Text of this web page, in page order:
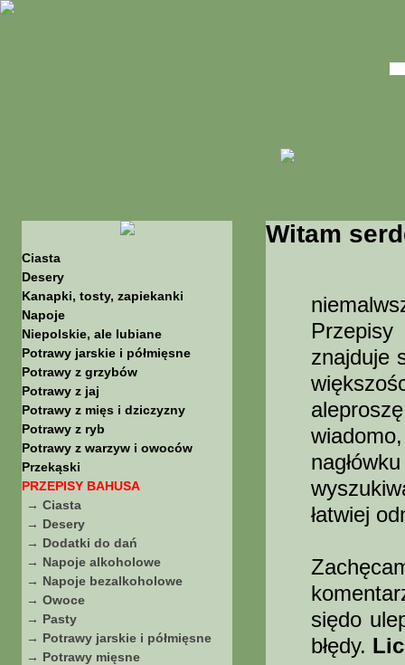
Ciasta
Desery
Kanapki, tosty, zapiekanki
Napoje
Niepolskie, ale lubiane
Potrawy jarskie i półmięsne
Potrawy z grzybów
Potrawy z jaj
Potrawy z mięs i dziczyzny
Potrawy z ryb
Potrawy z warzyw i owoców
Przekąski
PRZEPISY BAHUSA
→ Ciasta
→ Desery
→ Dodatki do dań
→ Napoje alkoholowe
→ Napoje bezalkoholowe
→ Owoce
→ Pasty
→ Potrawy jarskie i półmięsne
→ Potrawy mięsne
Witam
znajduje
łatwiej
siędo
błędy.